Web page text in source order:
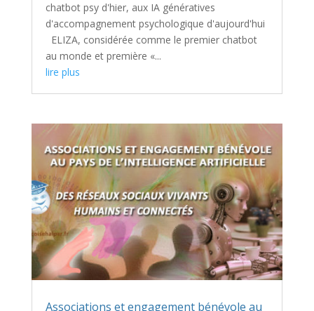
chatbot psy d'hier, aux IA génératives
d'accompagnement psychologique d'aujourd'hui
ELIZA, considérée comme le premier chatbot
au monde et première «...
lire plus
Associations et engagement bénévole au